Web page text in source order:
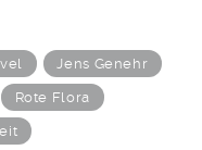
Jens Genehr
Rote Flora